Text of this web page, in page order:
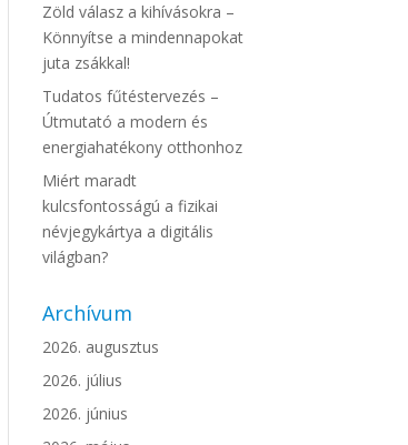
Zöld válasz a kihívásokra –
Könnyítse a mindennapokat
juta zsákkal!
Tudatos fűtéstervezés –
Útmutató a modern és
energiahatékony otthonhoz
Miért maradt
kulcsfontosságú a fizikai
névjegykártya a digitális
világban?
Archívum
2026. augusztus
2026. július
2026. június